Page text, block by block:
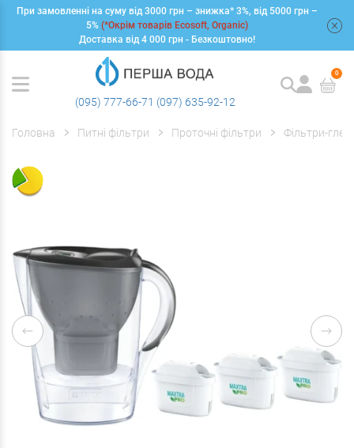
При замовленні на суму від 3000 грн – знижка* 3%, від 5000 грн –
5% (*Окрім товарів Ecosoft, Organic)
Доставка від 4 000 грн - Безкоштовно!
(095) 777-66-71 (097) 635-92-12
0
Головна Питні фільтри Проточні фільтри Фільтри-